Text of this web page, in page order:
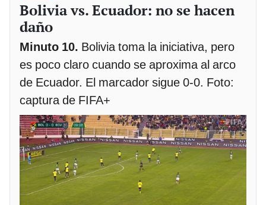
Bolivia vs. Ecuador: no se hacen
daño
Minuto 10. Bolivia toma la iniciativa, pero
es poco claro cuando se aproxima al arco
de Ecuador. El marcador sigue 0-0. Foto:
captura de FIFA+